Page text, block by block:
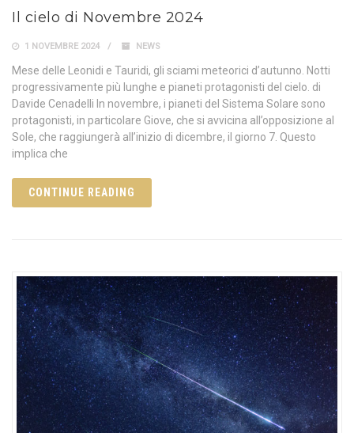
Il cielo di Novembre 2024
1 NOVEMBRE 2024 NEWS
Mese delle Leonidi e Tauridi, gli sciami meteorici d’autunno. Notti
progressivamente più lunghe e pianeti protagonisti del cielo. di
Davide Cenadelli In novembre, i pianeti del Sistema Solare sono
protagonisti, in particolare Giove, che si avvicina all’opposizione al
Sole, che raggiungerà all’inizio di dicembre, il giorno 7. Questo
implica che
CONTINUE READING